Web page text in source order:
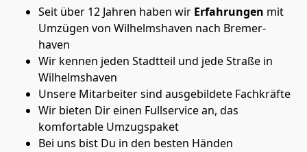
Seit über 12 Jahren haben wir Erfahrungen mit
Umzügen von Wilhelmshaven nach Bremer­
haven
Wir kennen jeden Stadtteil und jede Straße in
Wilhelmshaven
Unsere Mitarbeiter sind ausgebildete Fachkräfte
Wir bieten Dir einen Fullservice an, das
komfortable Umzugspaket
Bei uns bist Du in den besten Händen